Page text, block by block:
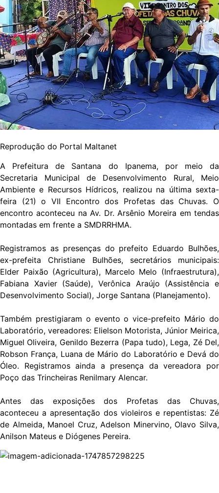
Reprodução do Portal Maltanet
A Prefeitura de Santana do Ipanema, por meio da
Secretaria Municipal de Desenvolvimento Rural, Meio
Ambiente e Recursos Hídricos, realizou na última sexta-
feira (21) o VII Encontro dos Profetas das Chuvas. O
encontro aconteceu na Av. Dr. Arsênio Moreira em tendas
montadas em frente a SMDRRHMA.
Registramos as presenças do prefeito Eduardo Bulhões,
ex-prefeita Christiane Bulhões, secretários municipais:
Elder Paixão (Agricultura), Marcelo Melo (Infraestrutura),
Fabiana Xavier (Saúde), Verônica Araújo (Assistência e
Desenvolvimento Social), Jorge Santana (Planejamento).
Também prestigiaram o evento o vice-prefeito Mário do
Laboratório, vereadores: Elielson Motorista, Júnior Meirica,
Miguel Oliveira, Genildo Bezerra (Papa tudo), Lega, Zé Del,
Robson França, Luana de Mário do Laboratório e Devá do
Óleo. Registramos ainda a presença da vereadora por
Poço das Trincheiras Renilmary Alencar.
Antes das exposições dos Profetas das Chuvas,
aconteceu a apresentação dos violeiros e repentistas: Zé
de Almeida, Manoel Cruz, Adelson Minervino, Olavo Silva,
Anilson Mateus e Diógenes Pereira.